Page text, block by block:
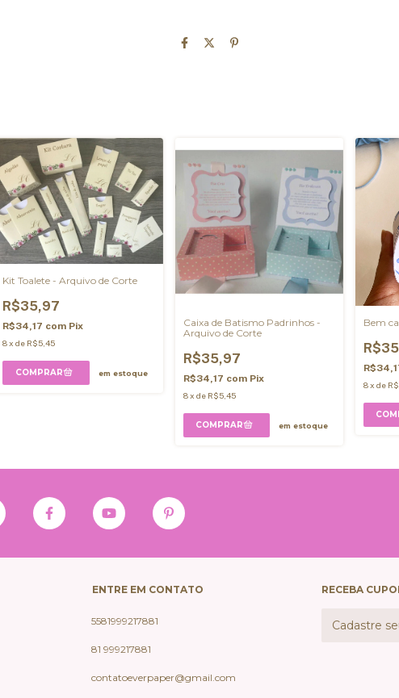
Kit Toalete - Arquivo de Corte
R$35,97
R$34,17 com Pix
8xde R$5,45
em estoque
Caixa de Batismo Padrinhos -
Arquivo de Corte
R$35,97
R$34,17 com Pix
8 x de R$5,45
em estoque
Bem
8x de
ENTRE EM CONTATO
5581999217881
81 999217881
contatoeverpaper@gmail.com
RECEBA